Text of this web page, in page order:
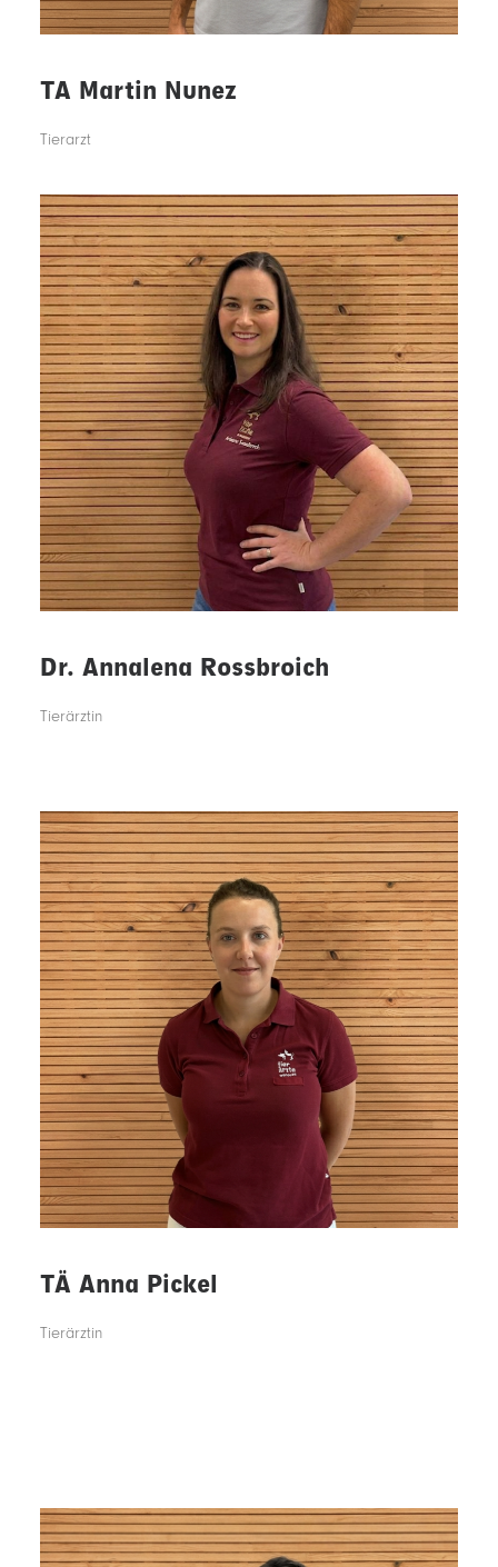
TA Martin Nunez
Tierarzt
2009 – 2015 Studium der Veterinärmedizin an der
veterinärmedizinischen Fakultät, Universität Leipzig
2015 - 2018 Wissenschaftliche Mitarbeiterin an der Klinik für
Schweine, LMU München
Dr. Annalena Rossbroich
Tierärztin
2017 - 2020 Ausbildung Tiermedizinische Fachangestellte
2020 - 2026 Studium der Veterinärmedizin an der tierärztl.
Fakultät, LMU München
TÄ Anna Pickel
Tierärztin